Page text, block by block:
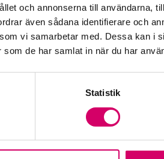
och annonserna till användarna,
även sådana identifierare och
vi samarbetar med. Dessa kan i
de har samlat in när du har
Statistik
Webbadress
vicapta.se